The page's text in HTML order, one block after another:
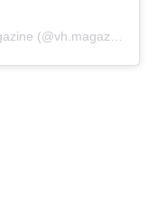
Une publication partagée par VH magazine (@vh.magazine)